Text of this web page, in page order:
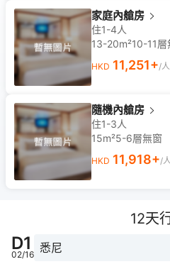
家庭內艙房
住1-4人
13-20m²10-11層
HKD 11,251+/人
隨機內艙房
住1-3人
15m²5-6層無窗
HKD 11,918+/
12天
D1
02/16 悉尼